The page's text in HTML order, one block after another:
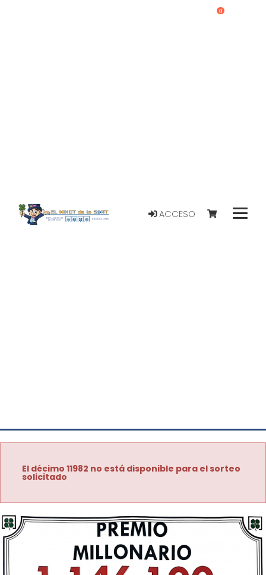
ACCESO
0
El décimo 11982 no está disponible para el sorteo
solicitado